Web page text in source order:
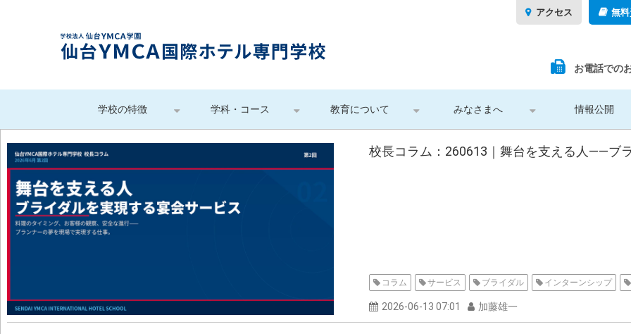
アクセス 無
お電話での
学校の特徴 学科・コース 教育について みなさまへ 情報公開
校長コラム：260613｜舞台を支える人——ブ
コラム サービス ブライダル インターンシップ
2026-06-13 07:01 加藤雄一